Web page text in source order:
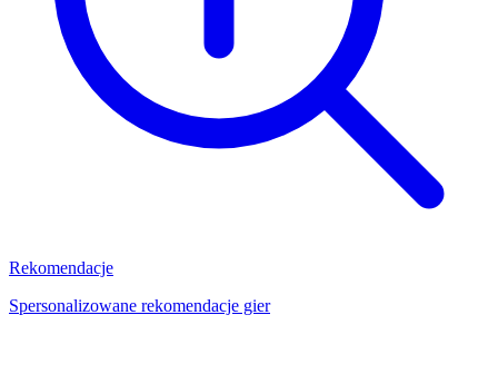
Rekomendacje
Spersonalizowane rekomendacje gier